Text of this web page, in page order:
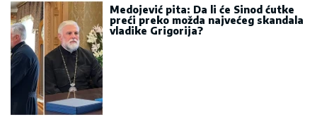
Medojević pita: Da li će Sinod ćutke
preći preko možda najvećeg skandala
vladike Grigorija?